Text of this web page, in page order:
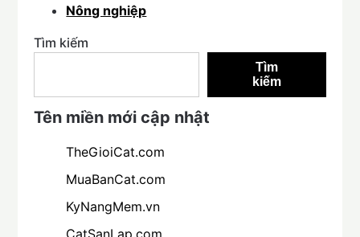
Nông nghiệp
Tìm kiếm
Tìm
kiếm
Tên miền mới cập nhật
TheGioiCat.com
MuaBanCat.com
KyNangMem.vn
CatSanLap.com